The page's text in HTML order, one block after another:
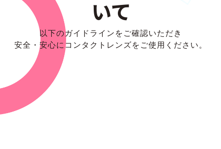
いて
以下のガイドラインをご確認いただき
安全・安心にコンタクトレンズをご使用ください。